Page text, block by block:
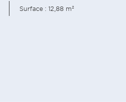
Surface : 12,88 m²